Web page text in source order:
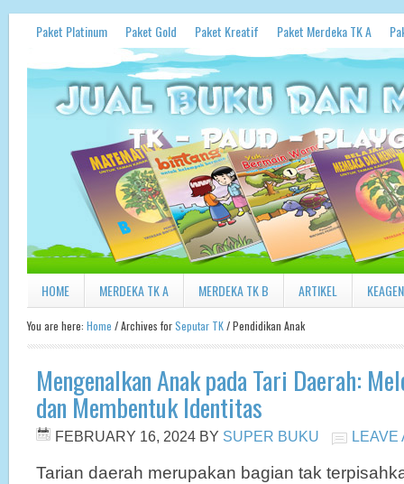
Paket Platinum Paket Gold Paket Kreatif Paket Merdeka TK A
HOME MERDEKA TK A MERDEKA TK B ARTIKEL
You are here: Home /Archives forSeputar TK/Pendidikan Anak
Mengenalkan Anak pada Tari Daerah:
dan Membentuk Identitas
FEBRUARY 16, 2024 BY SUPER BUKU LEAVE
Tarian daerah merupakan bagian tak